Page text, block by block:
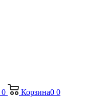
0 Корзина0 0